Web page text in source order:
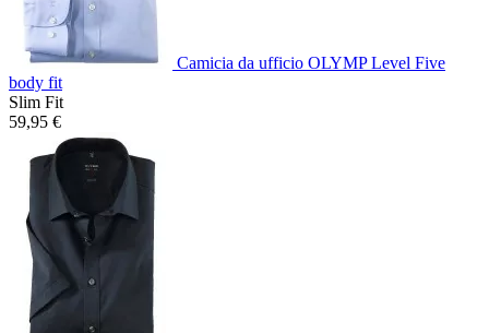
Camicia da ufficio OLYMP Level Five
body fit
Slim Fit
59,95 €